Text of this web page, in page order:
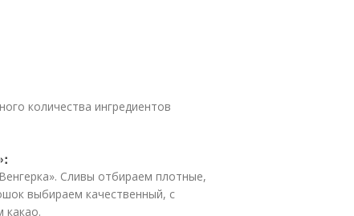
количества ингредиентов
Сливы отбираем плотные,
выбираем качественный, с